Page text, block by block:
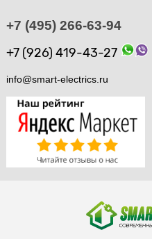
+7 (495) 266-63-94
+7 (926) 419-43-27
info@smart-electrics.ru